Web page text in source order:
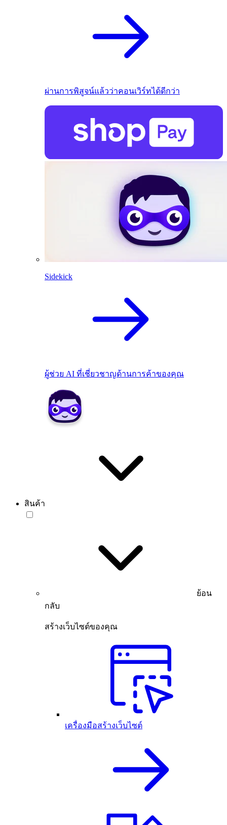
ผ่านการพิสูจน์แล้วว่าคอนเวิร์ทได้ดีกว่า
Sidekick
ผู้ช่วย AI ที่เชี่ยวชาญด้านการค้าของคุณ
สินค้า
ย้อน
กลับ
สร้างเว็บไซต์ของคุณ
เครื่องมือสร้างเว็บไซต์